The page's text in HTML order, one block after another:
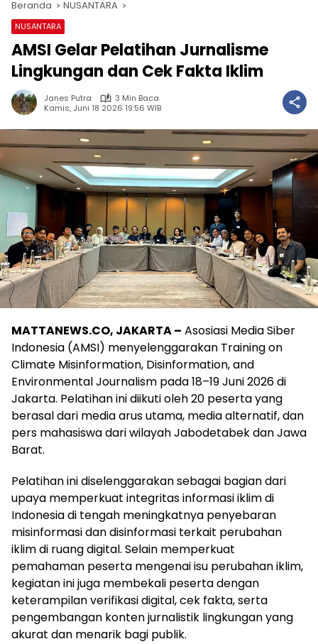
Beranda NUSANTARA
NUSANTARA
AMSI Gelar Pelatihan Jurnalisme
Lingkungan dan Cek Fakta Iklim
Janes Putra
3 Min Baca
Kamis, Juni 18 2026 19:56 WIB
MATTANEWS.CO, JAKARTA – Asosiasi Media Siber
Indonesia (AMSI) menyelenggarakan Training on
Climate Misinformation, Disinformation, and
Environmental Journalism pada 18–19 Juni 2026 di
Jakarta. Pelatihan ini diikuti oleh 20 peserta yang
berasal dari media arus utama, media alternatif, dan
pers mahasiswa dari wilayah Jabodetabek dan Jawa
Barat.
Pelatihan ini diselenggarakan sebagai bagian dari
upaya memperkuat integritas informasi iklim di
Indonesia di tengah meningkatnya penyebaran
misinformasi dan disinformasi terkait perubahan
iklim di ruang digital. Selain memperkuat
pemahaman peserta mengenai isu perubahan iklim,
kegiatan ini juga membekali peserta dengan
keterampilan verifikasi digital, cek fakta, serta
pengembangan konten jurnalistik lingkungan yang
akurat dan menarik bagi publik.